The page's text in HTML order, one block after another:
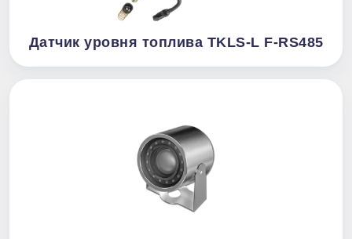
Датчик уровня топлива TKLS-L F-RS485